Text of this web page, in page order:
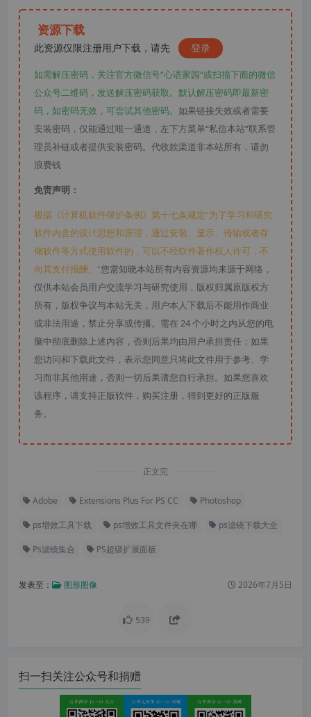
资源下载
此资源仅限注册用户下载，请先 登录
如需解压密码，关注官方微信号“心语家园“或扫描下面的微信
公众号二维码，发送解压密码获取。默认解压密码即最新密
码，如密码无效，可尝试其他密码。 如果链接失效或者需要
安装密码，仅能通过唯一通道，左下方菜单“私信本站”联系管
理员补链或者提供安装密码。代收款渠道非本站所有，请勿
浪费钱
免责声明：
根据《计算机软件保护条例》第十七条规定“为了学习和研究
软件内含的设计思想和原理，通过安装、显示、传输或者存
储软件等方式使用软件的，可以不经软件著作权人许可，不
向其支付报酬。”您需知晓本站所有内容资源均来源于网络，
仅供本站会员用户交流学习与研究使用，版权归属原版权方
所有，版权争议与本站无关，用户本人下载后不能用作商业
或非法用途，禁止分享或传播。需在 24 个小时之内从您的电
脑中彻底删除上述内容，否则后果均由用户承担责任；如果
您访问和下载此文件，表示您同意只将此文件用于参考、学
习而非其他用途，否则一切后果请您自行承担。如果您喜欢
该程序，请支持正版软件，购买注册，得到更好的正版服
务。
正文完
Adobe Extensions Plus For PS CC Photoshop
ps增效工具下载 ps增效工具文件夹在哪 ps滤镜下载大全
Ps滤镜集合 PS超级扩展面板
发表至： 图形图像 2026年7月5日
539
扫一扫关注公众号和捐赠